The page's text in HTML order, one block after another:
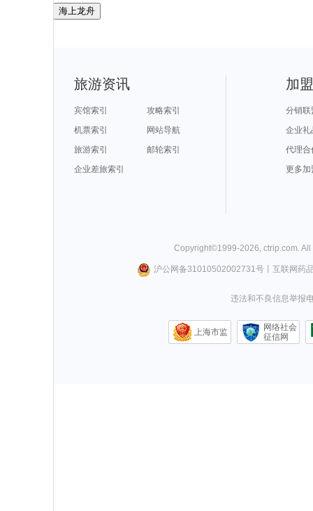
海上龙舟
旅游资讯
宾馆索引
攻略索引
机票索引
网站导航
旅游索引
邮轮索引
企业差旅索引
加
分销联
企业礼
代理合
更多加
Copyright©1999-2026 ctrip.com .
沪公网备31010502002731号丨 互联网药
违法和不良信息举报
上海市监
网络社会
征信网